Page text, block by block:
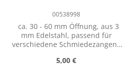
00538998
ca. 30 - 60 mm Öffnung, aus 3
mm Edelstahl, passend für
verschiedene Schmiedezangen
Arbeiten mit der
Regulärer Preis:
5,00 €